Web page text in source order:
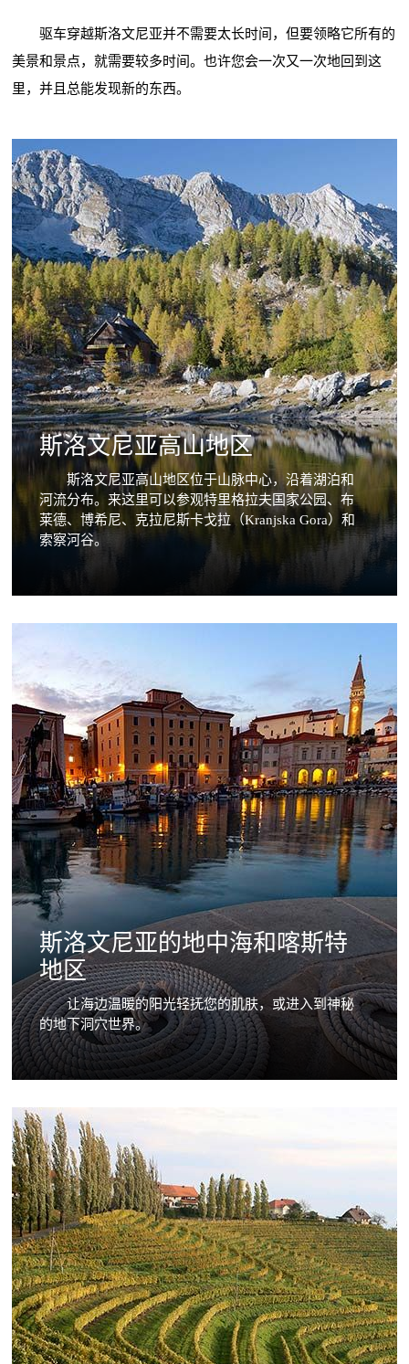
驱车穿越斯洛文尼亚并不需要太长时间，但要领略它所有的
美景和景点，就需要较多时间。也许您会一次又一次地回到这
里，并且总能发现新的东西。
斯洛文尼亚高山地区
斯洛文尼亚高山地区位于山脉中心，沿着湖泊和
河流分布。来这里可以参观特里格拉夫国家公园、布
莱德、博希尼、克拉尼斯卡戈拉（Kranjska Gora）和
索察河谷。
斯洛文尼亚的地中海和喀斯特
地区
让海边温暖的阳光轻抚您的肌肤，或进入到神秘
的地下洞穴世界。